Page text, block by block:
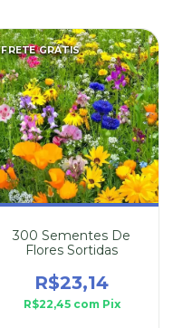
FRETE GRÁTIS
300 Sementes De
Flores Sortidas
R$23,14
R$22,45 com Pix